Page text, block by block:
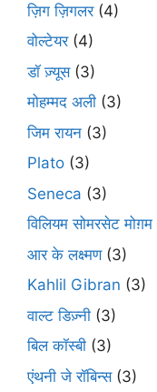
ज़िग ज़िगलर(4)
वोल्टेयर(4)
डॉ ज़्यूस(3)
मोहम्मद अली (3)
जिम रायन (3)
Plato (3)
Seneca (3)
विलियम सोमरसेट मोग़म
आर के लक्ष्मण(3)
Kahlil Gibran (3)
वाल्ट डिज़्नी (3)
बिल कॉस्बी (3)
एंथनी जे रॉबिन्स(3)